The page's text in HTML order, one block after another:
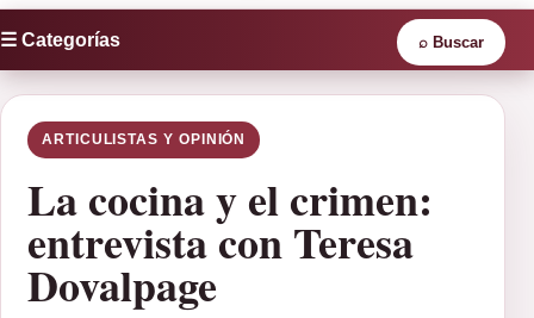
☰ Categorías ⌕ Buscar
ARTICULISTAS Y OPINIÓN
La cocina y el crimen:
entrevista con Teresa
Dovalpage